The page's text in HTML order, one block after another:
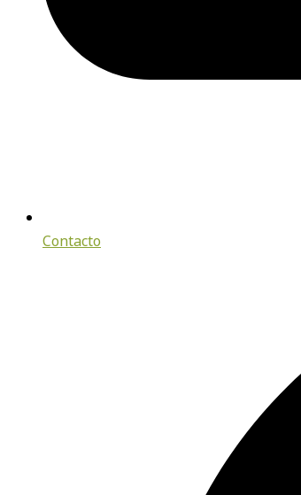
Contacto